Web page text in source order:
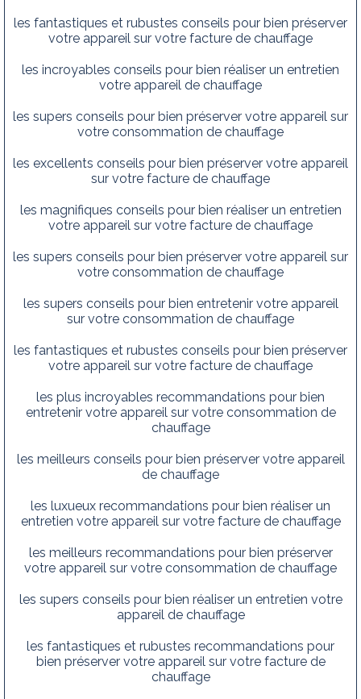
les fantastiques et rubustes conseils pour bien préserver
votre appareil sur votre facture de chauffage
les incroyables conseils pour bien réaliser un entretien
votre appareil de chauffage
les supers conseils pour bien préserver votre appareil sur
votre consommation de chauffage
les excellents conseils pour bien préserver votre appareil
sur votre facture de chauffage
les magnifiques conseils pour bien réaliser un entretien
votre appareil sur votre facture de chauffage
les supers conseils pour bien préserver votre appareil sur
votre consommation de chauffage
les supers conseils pour bien entretenir votre appareil
sur votre consommation de chauffage
les fantastiques et rubustes conseils pour bien préserver
votre appareil sur votre facture de chauffage
les plus incroyables recommandations pour bien
entretenir votre appareil sur votre consommation de
chauffage
les meilleurs conseils pour bien préserver votre appareil
de chauffage
les luxueux recommandations pour bien réaliser un
entretien votre appareil sur votre facture de chauffage
les meilleurs recommandations pour bien préserver
votre appareil sur votre consommation de chauffage
les supers conseils pour bien réaliser un entretien votre
appareil de chauffage
les fantastiques et rubustes recommandations pour
bien préserver votre appareil sur votre facture de
chauffage